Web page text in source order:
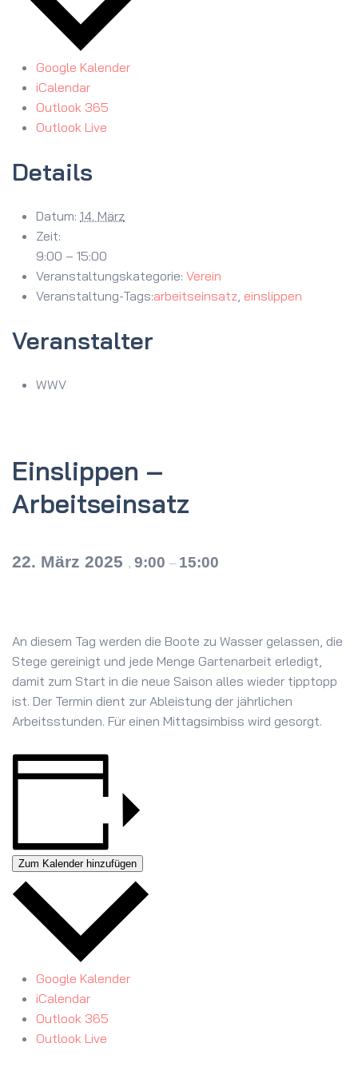
Google Kalender
iCalendar
Outlook 365
Outlook Live
Details
Datum: 14. März
Zeit:
9:00 – 15:00
Veranstaltungskategorie: Verein
Veranstaltung-Tags:arbeitseinsatz einslippen
Veranstalter
WWV
Einslippen –
Arbeitseinsatz
22. März 2025 , 9:00 – 15:00
An diesem Tag werden die Boote zu Wasser gelassen, die
Stege gereinigt und jede Menge Gartenarbeit erledigt,
damit zum Start in die neue Saison alles wieder tipptopp
ist. Der Termin dient zur Ableistung der jährlichen
Arbeitsstunden. Für einen Mittagsimbiss wird gesorgt.
Zum Kalender hinzufügen
Google Kalender
iCalendar
Outlook 365
Outlook Live